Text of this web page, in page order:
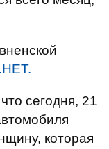
сегодня, 21
которая